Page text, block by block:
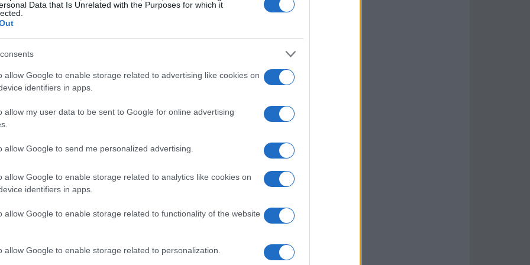
Data that Is Unrelated with the Purposes for which it
allow Google to enable storage related to advertising like cookies on
identifiers in apps.
allow my user data to be sent to Google for online advertising
allow Google to send me personalized advertising.
allow Google to enable storage related to analytics like cookies on
identifiers in apps.
allow Google to enable storage related to functionality of the website
allow Google to enable storage related to personalization.
sinistra durante la vittoria di Duke
con un punteggio di 78-70. A seguito di
a saltare le successive partite
gli esami medici hanno
di iniziare un programma di recupero che
settimana.